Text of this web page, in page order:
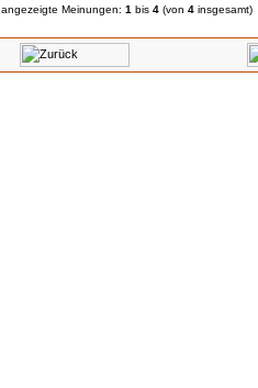
angezeigte Meinungen: 1 bis 4 (von 4 insgesamt)